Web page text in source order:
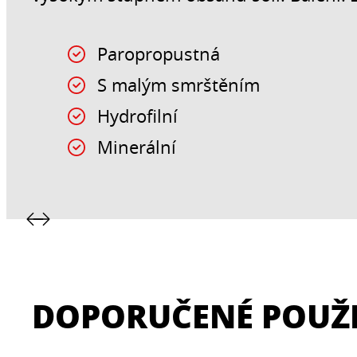
Paropropustná
S malým smrštěním
Hydrofilní
Minerální
DOPORUČENÉ